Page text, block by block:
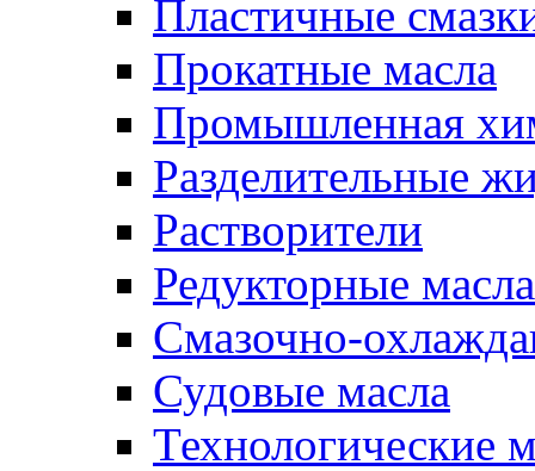
Пластичные
Прокатные масла
Промышленная
Разделительные
Растворители
Редукторные масла
Смазочно-
Судовые масла
Технологические